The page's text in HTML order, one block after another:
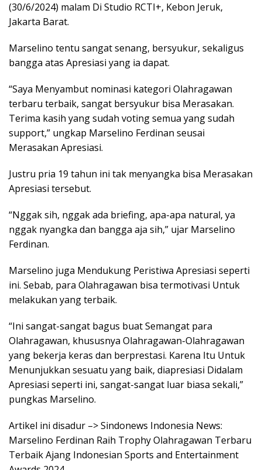
(30/6/2024) malam Di Studio RCTI+, Kebon Jeruk,
Jakarta Barat.
Marselino tentu sangat senang, bersyukur, sekaligus
bangga atas Apresiasi yang ia dapat.
“Saya Menyambut nominasi kategori Olahragawan
terbaru terbaik, sangat bersyukur bisa Merasakan.
Terima kasih yang sudah voting semua yang sudah
support,” ungkap Marselino Ferdinan seusai
Merasakan Apresiasi.
Justru pria 19 tahun ini tak menyangka bisa Merasakan
Apresiasi tersebut.
“Nggak sih, nggak ada briefing, apa-apa natural, ya
nggak nyangka dan bangga aja sih,” ujar Marselino
Ferdinan.
Marselino juga Mendukung Peristiwa Apresiasi seperti
ini. Sebab, para Olahragawan bisa termotivasi Untuk
melakukan yang terbaik.
“Ini sangat-sangat bagus buat Semangat para
Olahragawan, khususnya Olahragawan-Olahragawan
yang bekerja keras dan berprestasi. Karena Itu Untuk
Menunjukkan sesuatu yang baik, diapresiasi Didalam
Apresiasi seperti ini, sangat-sangat luar biasa sekali,”
pungkas Marselino.
Artikel ini disadur –> Sindonews Indonesia News:
Marselino Ferdinan Raih Trophy Olahragawan Terbaru
Terbaik Ajang Indonesian Sports and Entertainment